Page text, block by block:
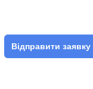
Відправити заявку